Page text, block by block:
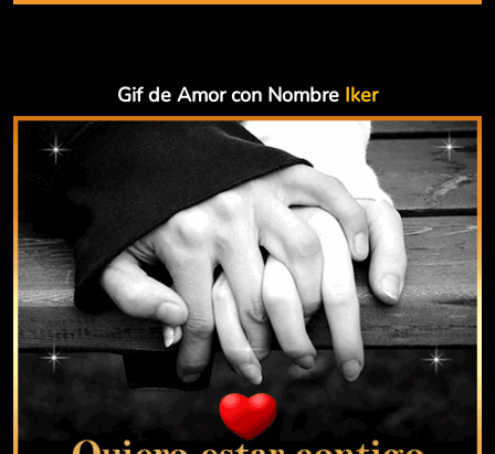
Gif de Amor con Nombre Iker